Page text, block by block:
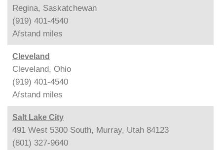
Regina, Saskatchewan
(919) 401-4540
Afstand miles
Cleveland
Cleveland, Ohio
(919) 401-4540
Afstand miles
Salt Lake City
491 West 5300 South, Murray, Utah 84123
(801) 327-9640